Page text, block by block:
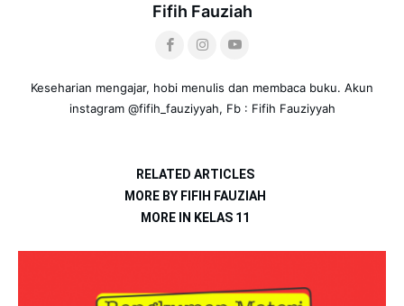
Fifih Fauziah
Keseharian mengajar, hobi menulis dan membaca buku. Akun
instagram @fifih_fauziyyah, Fb : Fifih Fauziyyah
RELATED ARTICLES
MORE BY FIFIH FAUZIAH
MORE IN KELAS 11